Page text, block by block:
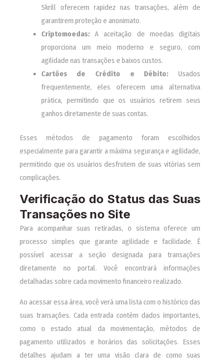
Skrill oferecem rapidez nas transações, além de
garantirem proteção e anonimato.
Criptomoedas:A aceitação de moedas digitais
proporciona um meio moderno e seguro, com
agilidade nas transações e baixos custos.
Cartões de Crédito e Débito: Usados
frequentemente, eles oferecem uma alternativa
prática, permitindo que os usuários retirem seus
ganhos diretamente de suas contas.
Esses métodos de pagamento foram escolhidos
especialmente para garantir a máxima segurança e agilidade,
permitindo que os usuários desfrutem de suas vitórias sem
complicações.
Verificação do Status das Suas
Transações no Site
Para acompanhar suas retiradas, o sistema oferece um
processo simples que garante agilidade e facilidade. É
possível acessar a seção designada para transações
diretamente no portal. Você encontrará informações
detalhadas sobre cada movimento financeiro realizado.
Ao acessar essa área, você verá uma lista com o histórico das
suas transações. Cada entrada contém dados importantes,
como o estado atual da movimentação, métodos de
pagamento utilizados e horários das solicitações. Esses
detalhes ajudam a ter uma visão clara de como suas